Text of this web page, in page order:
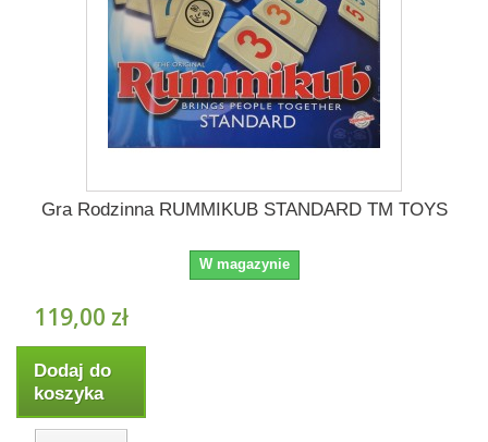
Gra Rodzinna RUMMIKUB STANDARD TM TOYS
W magazynie
119,00 zł
Dodaj do
koszyka